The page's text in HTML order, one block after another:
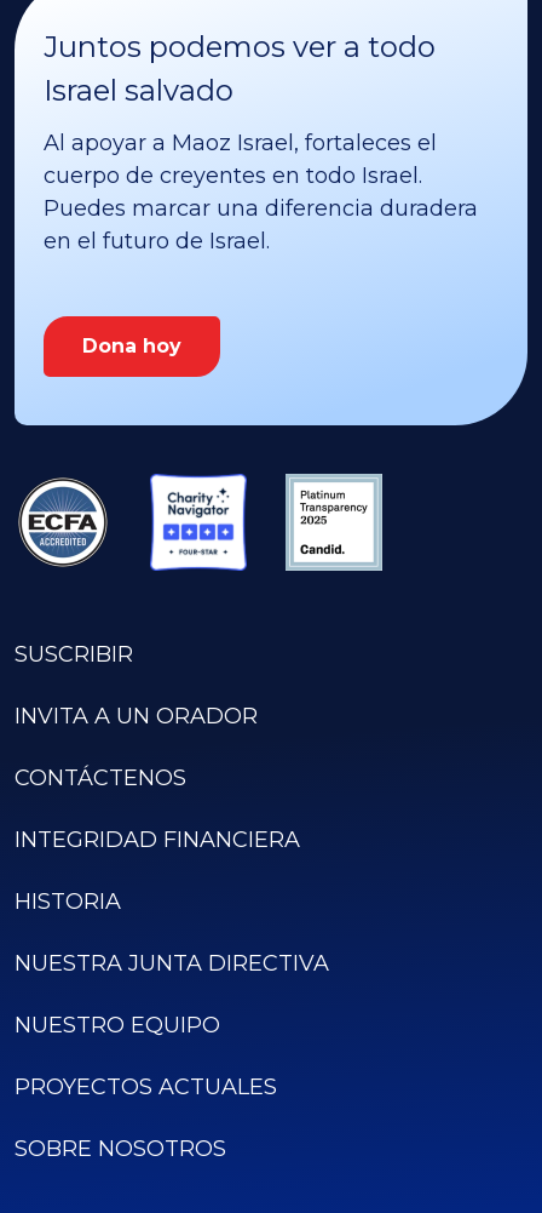
Juntos podemos ver a todo
Israel salvado
Al apoyar a Maoz Israel, fortaleces el
cuerpo de creyentes en todo Israel.
Puedes marcar una diferencia duradera
en el futuro de Israel.
Dona hoy
SUSCRIBIR
INVITA A UN ORADOR
CONTÁCTENOS
INTEGRIDAD FINANCIERA
HISTORIA
NUESTRA JUNTA DIRECTIVA
NUESTRO EQUIPO
PROYECTOS ACTUALES
SOBRE NOSOTROS